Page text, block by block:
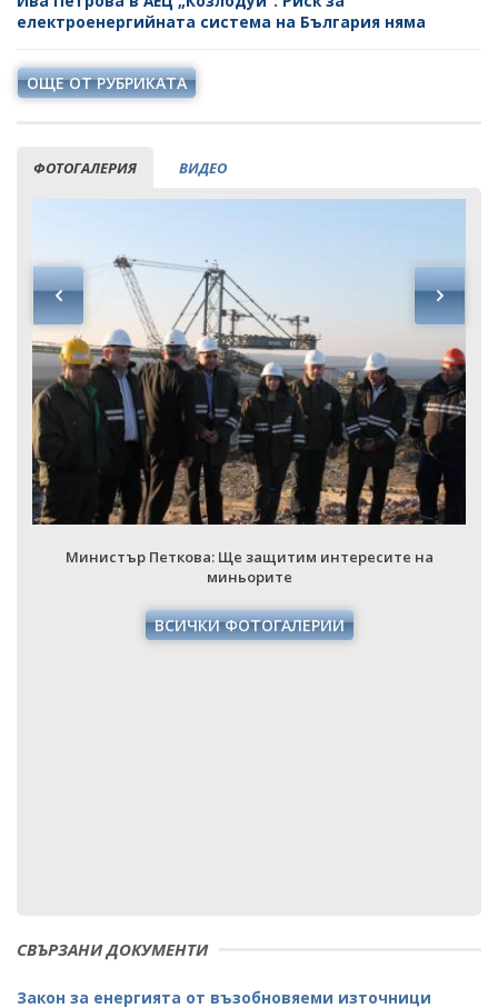
електроенергийната система на България няма
ОЩЕ ОТ РУБРИКАТА
ФОТОГАЛЕРИЯ ВИДЕО
Министър Петкова: Ще защитим интересите на
миньорите
ВСИЧКИ ФОТОГАЛЕРИИ
СВЪРЗАНИ ДОКУМЕНТИ
Закон за енергията от възобновяеми източници